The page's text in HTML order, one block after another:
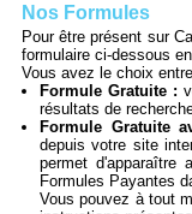
Nos Formules
Pour être présent sur
formulaire ci-dessous
Vous avez le choix
Formule Gratuite :
résultats de
Formule Gratuite
depuis votre site
permet d'apparaître
Formules Payantes
Vous pouvez à tout